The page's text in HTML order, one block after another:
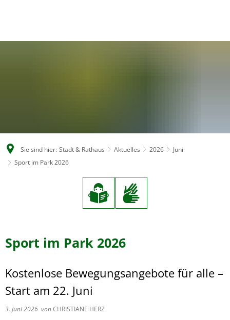
Sie sind hier: Stadt & Rathaus Aktuelles 2026
Juni
Sport im Park 2026
Sport im Park 2026
Kostenlose Bewegungsangebote für alle –
Start am 22. Juni
3. Juni 2026 vonCHRISTIANE HERZ